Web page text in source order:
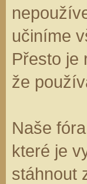
učiníme
Přesto je
že
Naše
které je
stáhnout